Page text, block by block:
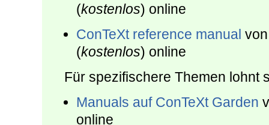
(kostenlos) online
ConTeXt reference manual
(kostenlos) online
Für spezifischere Themen lohnt
Manuals auf ConTeXt Garden
online